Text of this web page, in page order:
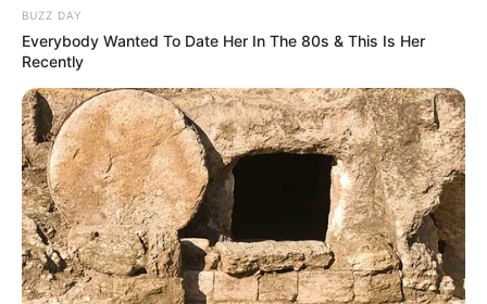
BUZZ DAY
Everybody Wanted To Date Her In The 80s & This Is Her
Recently